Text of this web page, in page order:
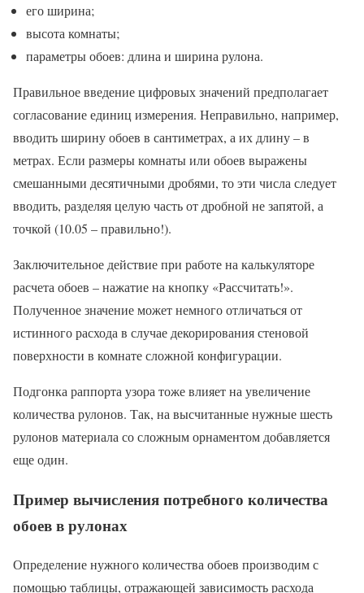
его ширина;
высота комнаты;
параметры обоев: длина и ширина рулона.
Правильное введение цифровых значений предполагает
согласование единиц измерения. Неправильно, например,
вводить ширину обоев в сантиметрах, а их длину – в
метрах. Если размеры комнаты или обоев выражены
смешанными десятичными дробями, то эти числа следует
вводить, разделяя целую часть от дробной не запятой, а
точкой (10.05 – правильно!).
Заключительное действие при работе на калькуляторе
расчета обоев – нажатие на кнопку «Рассчитать!».
Полученное значение может немного отличаться от
истинного расхода в случае декорирования стеновой
поверхности в комнате сложной конфигурации.
Подгонка раппорта узора тоже влияет на увеличение
количества рулонов. Так, на высчитанные нужные шесть
рулонов материала со сложным орнаментом добавляется
еще один.
Пример вычисления потребного количества
обоев в рулонах
Определение нужного количества обоев производим с
помощью таблицы, отражающей зависимость расхода